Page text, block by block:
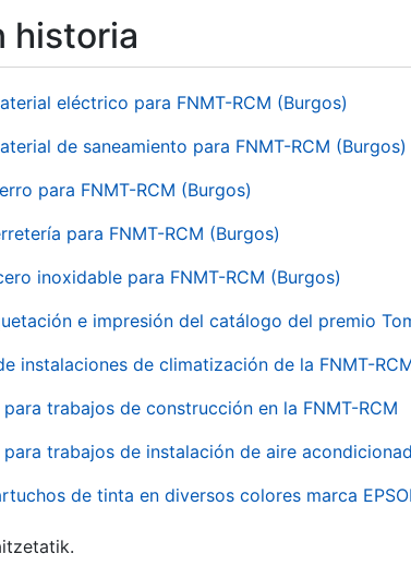
historia
eléctrico para FNMT-RCM (Burgos)
de saneamiento para FNMT-RCM (Burgos)
para FNMT-RCM (Burgos)
para FNMT-RCM (Burgos)
inoxidable para FNMT-RCM (Burgos)
e impresión del catálogo del premio
instalaciones de climatización de la FNMT-
trabajos de construcción en la FNMT-RCM
trabajos de instalación de aire
de tinta en diversos colores marca